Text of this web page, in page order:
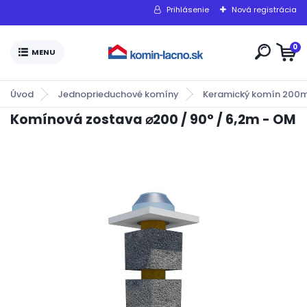
Prihlásenie Nová registrácia
0
Úvod Jednoprieduchové komíny Keramický komín
Komínová zostava ⌀200 / 90° / 6,2m - OM